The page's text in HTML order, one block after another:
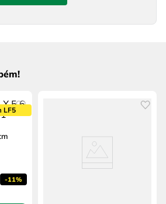
LF5
-11%